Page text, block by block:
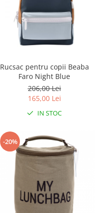
Rucsac pentru copii Beaba
Faro Night Blue
206,00 Lei
165,00 Lei
IN STOC
-20%